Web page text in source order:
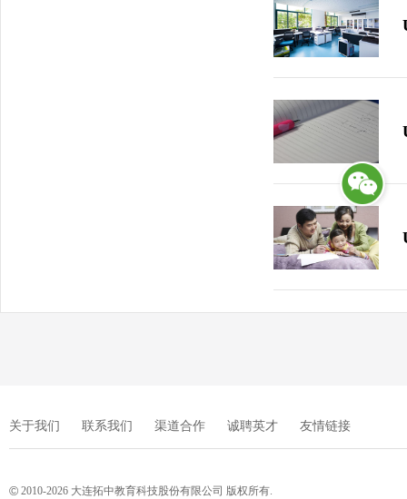
关于我们 联系我们 渠道合作 诚聘英才 友情链接
© 2010-2026 大连拓中教育科技股份有限公司 版权所有.